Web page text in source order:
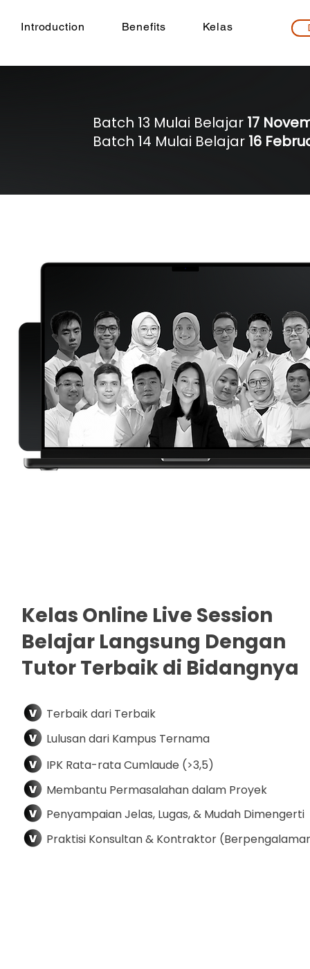
Introduction Benefits Kelas
Batch 13 Mulai Belajar 17
Batch 14 Mulai Belajar 16
Kelas Online Live Session
Belajar Langsung Dengan
Tutor Terbaik di Bidangnya
Terbaik dari Terbaik
Lulusan dari Kampus Ternama
IPK Rata-rata Cumlaude (>3,5)
Penyampaian Jelas, Lugas, & Mudah Dimengerti
Membantu Permasalahan dalam Proyek
Praktisi Konsultan & Kontraktor